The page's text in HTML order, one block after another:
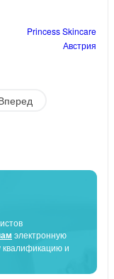
Princess Skincare
Австрия
электронную
и